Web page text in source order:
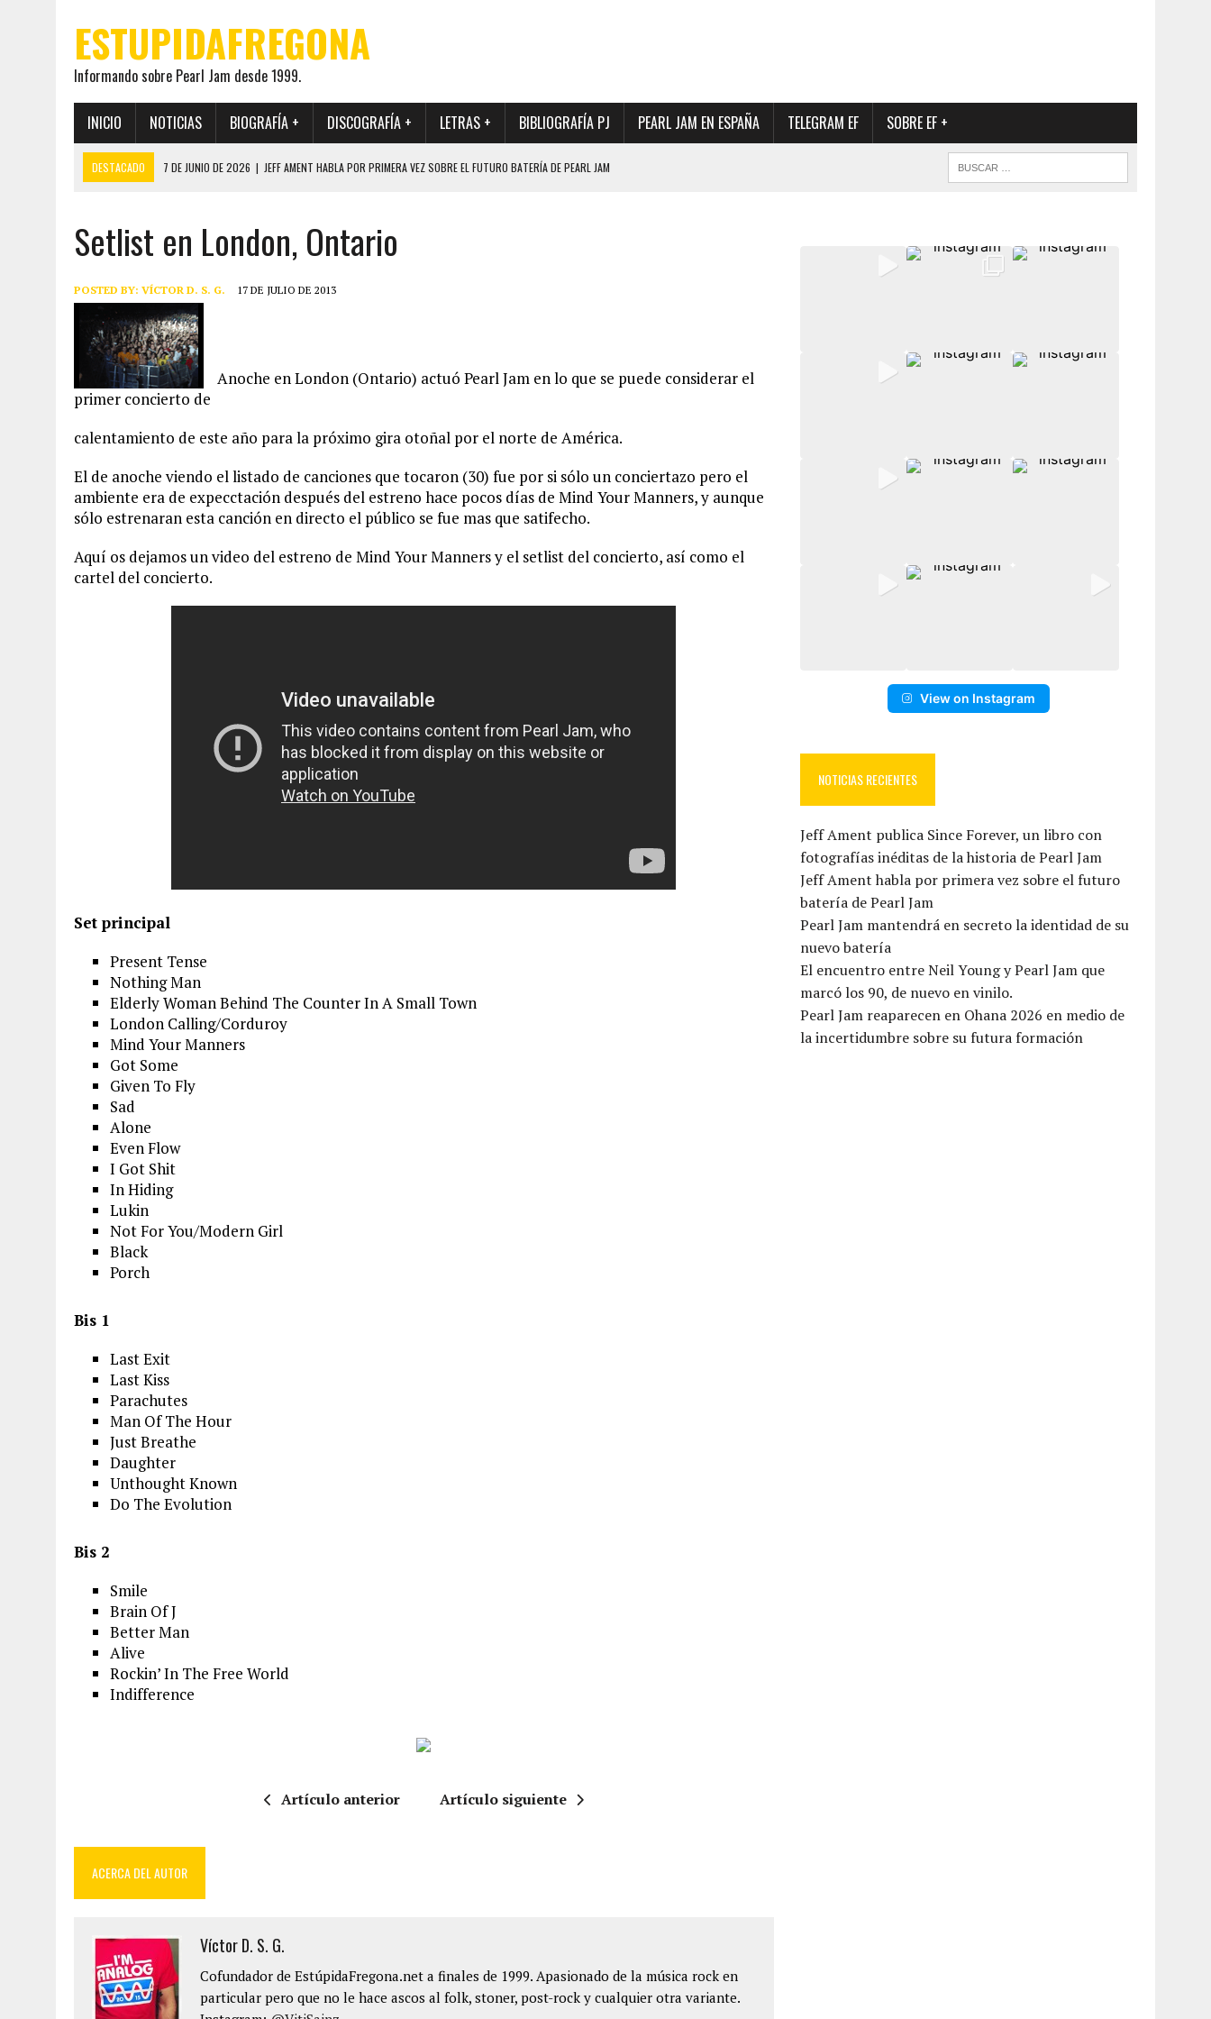
ESTUPIDAFREGONA
Informando sobre Pearl Jam desde 1999.
INICIO NOTICIAS BIOGRAFÍA + DISCOGRAFÍA + LETRAS + BIBLIOGRAFÍA PJ PEARL JAM EN ESPAÑA TELEGRAM EF SOBRE EF +
DESTACADO 7 DE JUNIO DE 2026 | JEFF AMENT HABLA POR PRIMERA VEZ SOBRE EL FUTURO BATERÍA DE PEARL JAM
19 DE MAYO DE 2026
EL ENCUENTRO ENTRE NEIL YOUNG Y PEARL JAM QUE MARCÓ LOS 90, DE NUEVO EN VINILO.
12 DE MAYO DE 2026 |
PEARL JAM REAPARECEN EN OHANA 2026 EN MEDIO DE LA INCERTIDUMBRE SOBRE SU FUTURA FORMACIÓN
28 DE JULIO DE 2026 | JEFF AMENT PUBLICA SINCE FOREVER, UN LIBRO CON FOTOGRAFÍAS INÉDITAS DE LA HISTORIA DE PEARL JAM
Setlist en London, Ontario
POSTED BY: VÍCTOR D. S. G. 17 DE JULIO DE 2013
Anoche en London (Ontario) actuó Pearl Jam en lo que se puede considerar el
primer concierto de
calentamiento de este año para la próximo gira otoñal por el norte de América.
El de anoche viendo el listado de canciones que tocaron (30) fue por si sólo un conciertazo pero el
ambiente era de expecctación después del estreno hace pocos días de Mind Your Manners, y aunque
sólo estrenaran esta canción en directo el público se fue mas que satifecho.
Aquí os dejamos un video del estreno de Mind Your Manners y el setlist del concierto, así como el
cartel del concierto.
Set principal
Present Tense
Nothing Man
Elderly Woman Behind The Counter In A Small Town
London Calling/Corduroy
Mind Your Manners
Got Some
Given To Fly
Sad
Alone
Even Flow
I Got Shit
In Hiding
Lukin
Not For You/Modern Girl
Black
Porch
Bis 1
Last Exit
Last Kiss
Parachutes
Man Of The Hour
Just Breathe
Daughter
Unthought Known
Do The Evolution
Bis 2
Smile
Brain Of J
Better Man
Alive
Rockin’ In The Free World
Indifference
Artículo anterior Artículo siguiente
ACERCA DEL AUTOR
Víctor D. S. G.
Cofundador de EstúpidaFregona.net a finales de 1999. Apasionado de la música rock en
particular pero que no le hace ascos al folk, stoner, post-rock y cualquier otra variante.
View on Instagram
NOTICIAS RECIENTES
Jeff Ament publica Since Forever, un libro con
fotografías inéditas de la historia de Pearl Jam
Jeff Ament habla por primera vez sobre el futuro
batería de Pearl Jam
Pearl Jam mantendrá en secreto la identidad de su
nuevo batería
El encuentro entre Neil Young y Pearl Jam que
marcó los 90, de nuevo en vinilo.
Pearl Jam reaparecen en Ohana 2026 en medio de
la incertidumbre sobre su futura formación